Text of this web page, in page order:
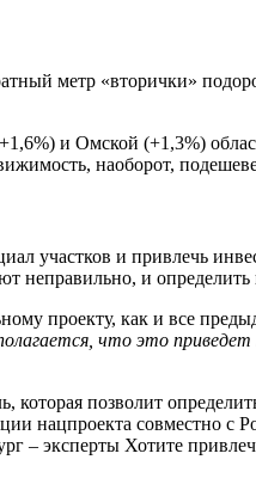
метр «вторички»
и Омской (+1,3%)
наоборот,
участков и привлечь
неправильно, и
проекту, как и все
что это
которая позволит
нацпроекта совместно
– эксперты Хотите